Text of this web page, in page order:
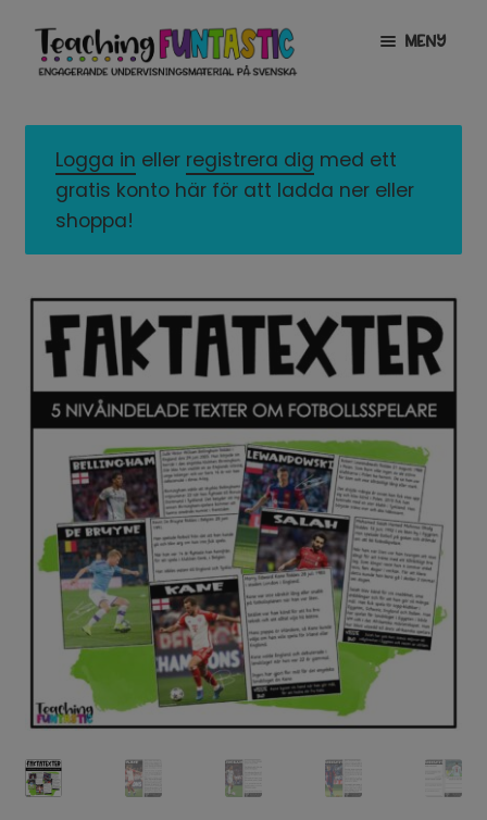
Hoppa
till
navigering
Gå
till
innehåll
MENY
MITT KONTO
GRATISMATERIAL
LICENSER
EXPANDERA
UNDERMENY
TYPSNITT
Logga in eller registrera dig med ett
gratis konto här för att ladda ner eller
shoppa!